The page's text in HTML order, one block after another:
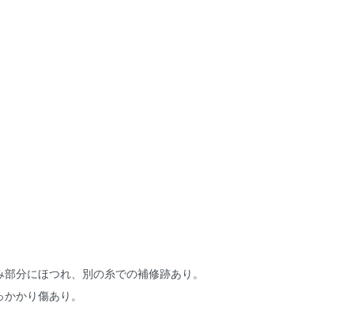
分にほつれ、別の糸での補修跡あり。
かり傷あり。